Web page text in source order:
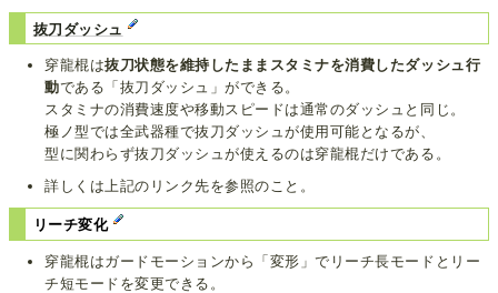
抜刀ダッシュ
穿龍棍は抜刀状態を維持したままスタミナを消費したダッシュ行
動である「抜刀ダッシュ」ができる。
スタミナの消費速度や移動スピードは通常のダッシュと同じ。
極ノ型では全武器種で抜刀ダッシュが使用可能となるが、
型に関わらず抜刀ダッシュが使えるのは穿龍棍だけである。
詳しくは上記のリンク先を参照のこと。
リーチ変化
穿龍棍はガードモーションから「変形」でリーチ長モードとリー
チ短モードを変更できる。